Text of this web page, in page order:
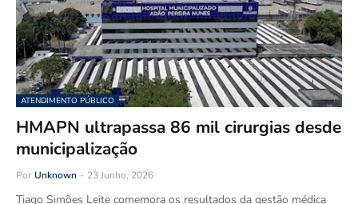
ATENDIMENTO PÚBLICO
HMAPN ultrapassa 86 mil cirurgias desde
municipalização
Por Unknown - 23 Junho, 2026
Tiago Simões Leite comemora os resultados da gestão médica